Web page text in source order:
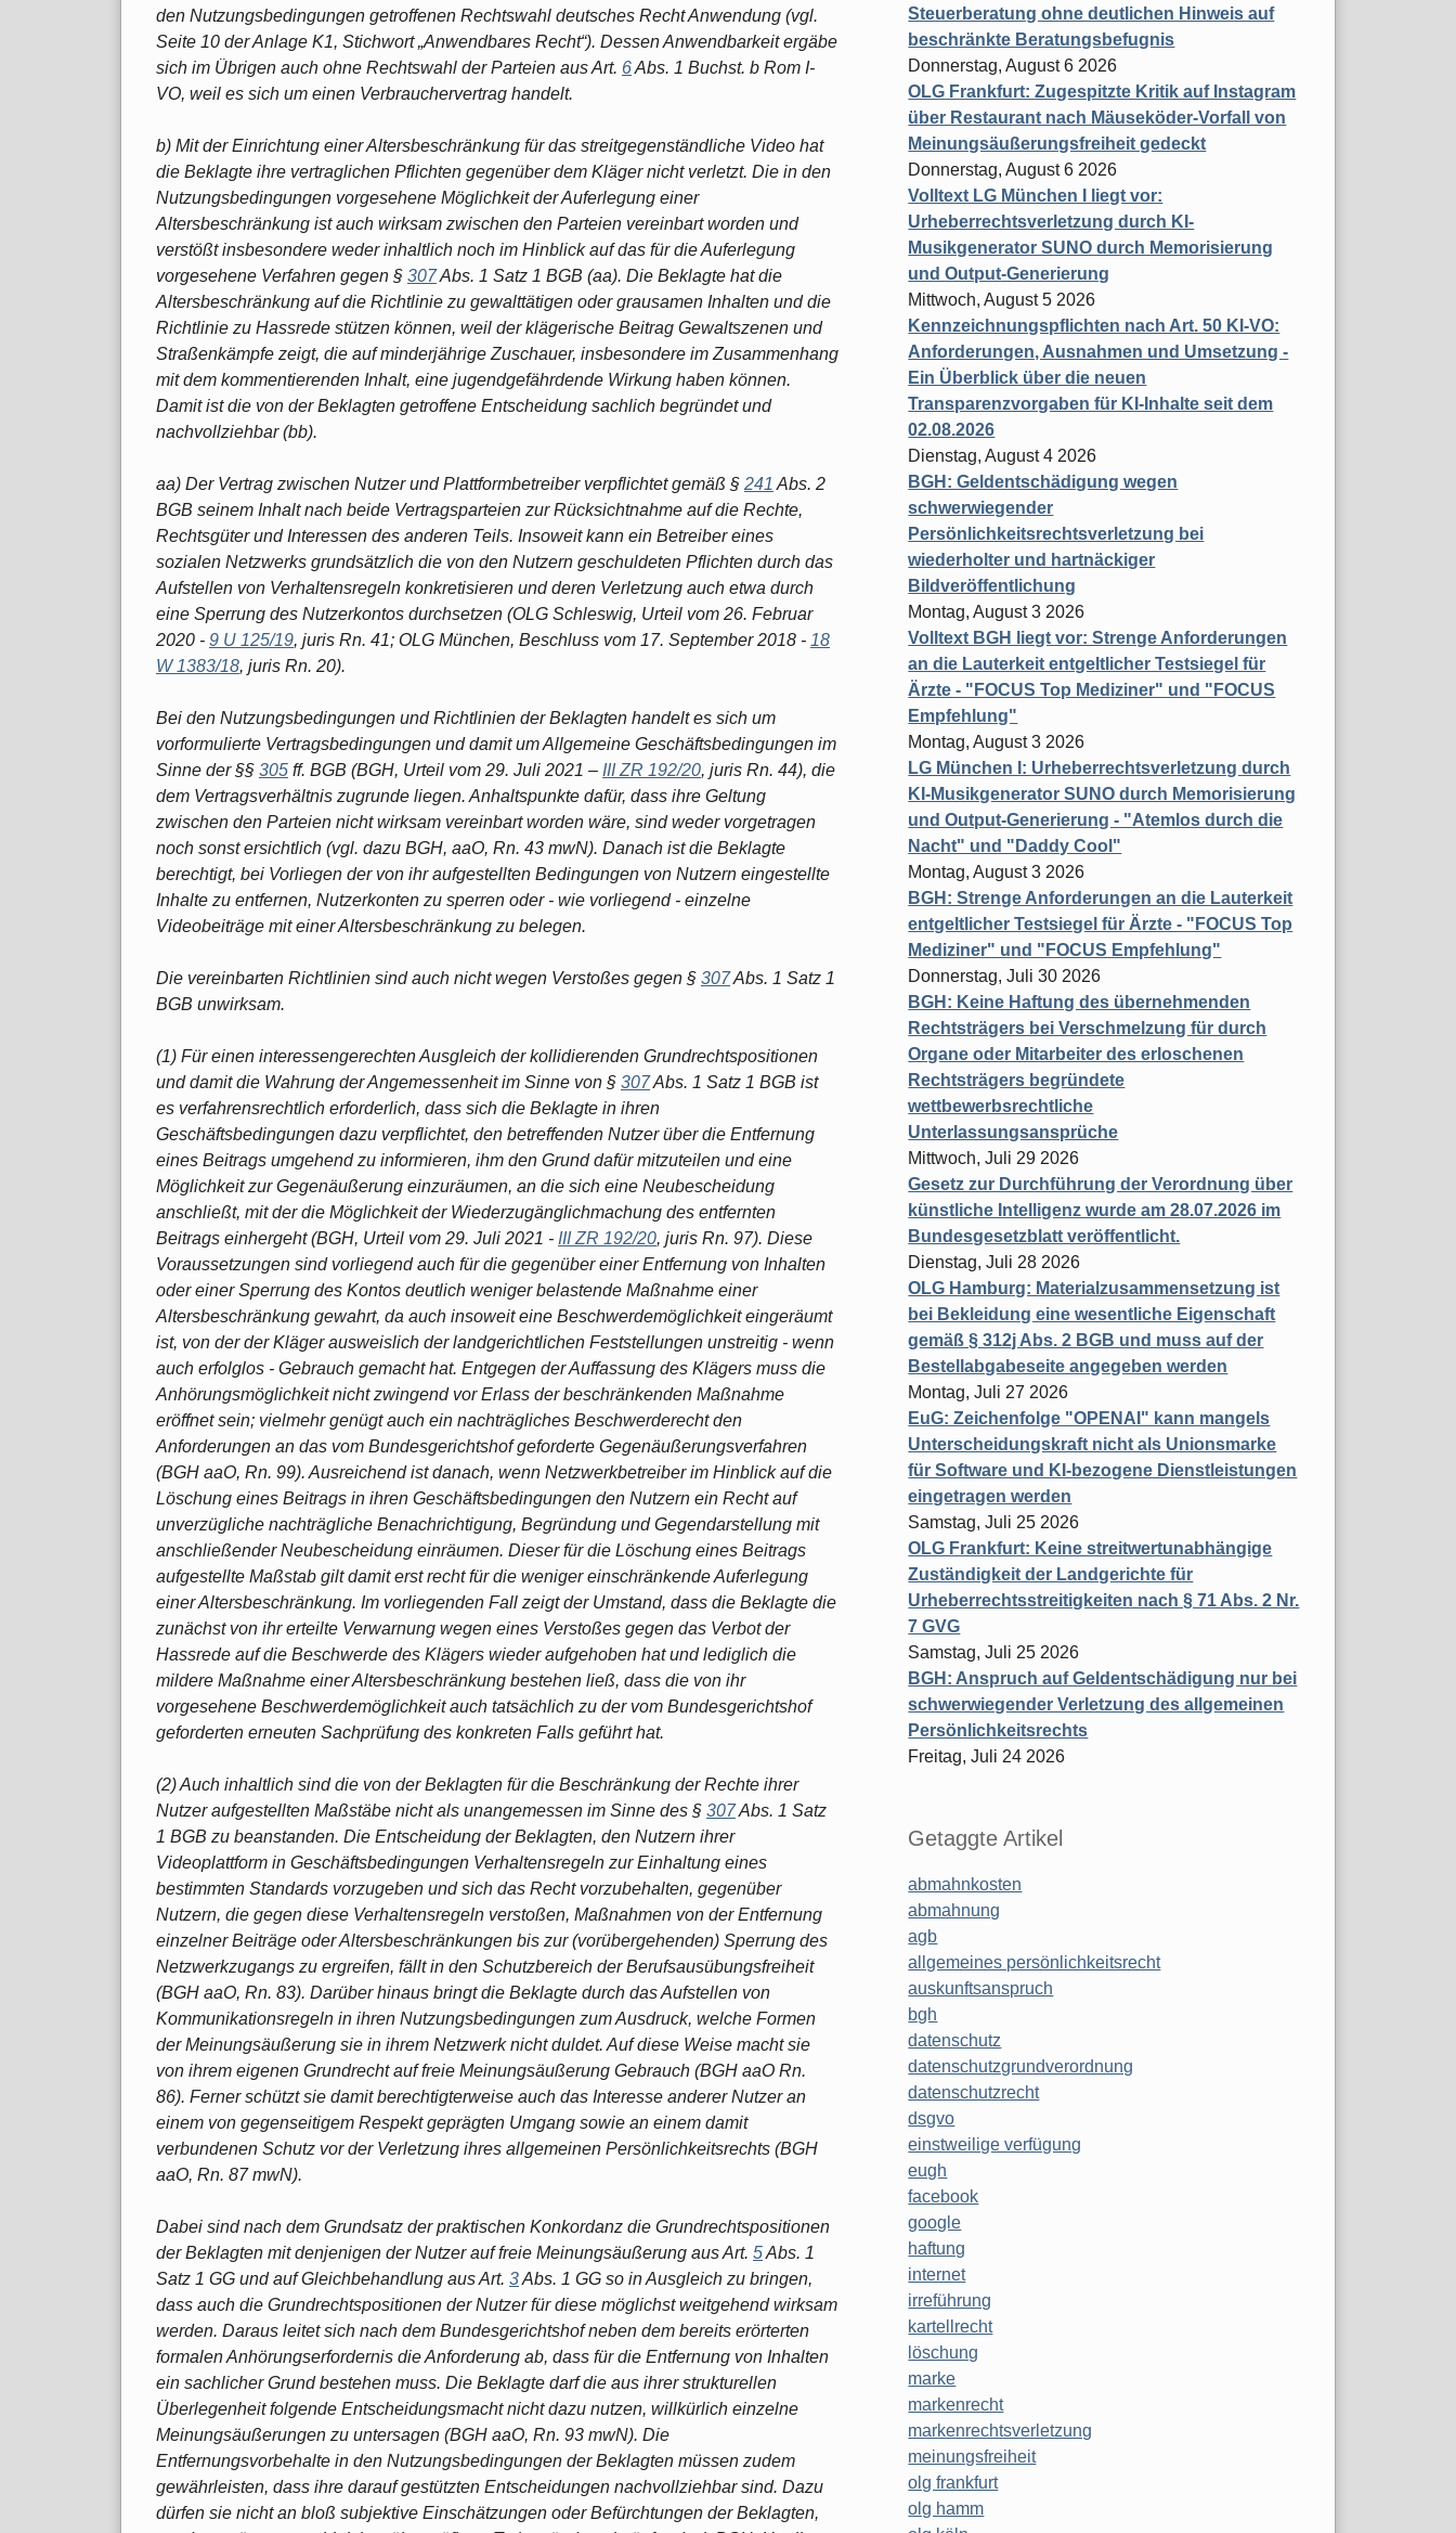
den Nutzungsbedingungen getroffenen Rechtswahl deutsches Recht Anwendung (vgl.
Seite 10 der Anlage K1, Stichwort „Anwendbares Recht“). Dessen Anwendbarkeit ergäbe
sich im Übrigen auch ohne Rechtswahl der Parteien aus Art. 6Abs. 1 Buchst. b Rom I-
VO, weil es sich um einen Verbrauchervertrag handelt.
b) Mit der Einrichtung einer Altersbeschränkung für das streitgegenständliche Video hat
die Beklagte ihre vertraglichen Pflichten gegenüber dem Kläger nicht verletzt. Die in den
Nutzungsbedingungen vorgesehene Möglichkeit der Auferlegung einer
Altersbeschränkung ist auch wirksam zwischen den Parteien vereinbart worden und
verstößt insbesondere weder inhaltlich noch im Hinblick auf das für die Auferlegung
vorgesehene Verfahren gegen § 307Abs. 1 Satz 1 BGB (aa). Die Beklagte hat die
Altersbeschränkung auf die Richtlinie zu gewalttätigen oder grausamen Inhalten und die
Richtlinie zu Hassrede stützen können, weil der klägerische Beitrag Gewaltszenen und
Straßenkämpfe zeigt, die auf minderjährige Zuschauer, insbesondere im Zusammenhang
mit dem kommentierenden Inhalt, eine jugendgefährdende Wirkung haben können.
Damit ist die von der Beklagten getroffene Entscheidung sachlich begründet und
nachvollziehbar (bb).
aa) Der Vertrag zwischen Nutzer und Plattformbetreiber verpflichtet gemäß § 241 Abs. 2
BGB seinem Inhalt nach beide Vertragsparteien zur Rücksichtnahme auf die Rechte,
Rechtsgüter und Interessen des anderen Teils. Insoweit kann ein Betreiber eines
sozialen Netzwerks grundsätzlich die von den Nutzern geschuldeten Pflichten durch das
Aufstellen von Verhaltensregeln konkretisieren und deren Verletzung auch etwa durch
eine Sperrung des Nutzerkontos durchsetzen (OLG Schleswig, Urteil vom 26. Februar
2020 - 9 U 125/19, juris Rn. 41; OLG München, Beschluss vom 17. September 2018 - 18
W 1383/18, juris Rn. 20).
Bei den Nutzungsbedingungen und Richtlinien der Beklagten handelt es sich um
vorformulierte Vertragsbedingungen und damit um Allgemeine Geschäftsbedingungen im
Sinne der §§ 305 ff. BGB (BGH, Urteil vom 29. Juli 2021 – III ZR 192/20, juris Rn. 44), die
dem Vertragsverhältnis zugrunde liegen. Anhaltspunkte dafür, dass ihre Geltung
zwischen den Parteien nicht wirksam vereinbart worden wäre, sind weder vorgetragen
noch sonst ersichtlich (vgl. dazu BGH, aaO, Rn. 43 mwN). Danach ist die Beklagte
berechtigt, bei Vorliegen der von ihr aufgestellten Bedingungen von Nutzern eingestellte
Inhalte zu entfernen, Nutzerkonten zu sperren oder - wie vorliegend - einzelne
Videobeiträge mit einer Altersbeschränkung zu belegen.
Die vereinbarten Richtlinien sind auch nicht wegen Verstoßes gegen § 307Abs. 1 Satz 1
BGB unwirksam.
(1) Für einen interessengerechten Ausgleich der kollidierenden Grundrechtspositionen
und damit die Wahrung der Angemessenheit im Sinne von § 307Abs. 1 Satz 1 BGB ist
es verfahrensrechtlich erforderlich, dass sich die Beklagte in ihren
Geschäftsbedingungen dazu verpflichtet, den betreffenden Nutzer über die Entfernung
eines Beitrags umgehend zu informieren, ihm den Grund dafür mitzuteilen und eine
Möglichkeit zur Gegenäußerung einzuräumen, an die sich eine Neubescheidung
anschließt, mit der die Möglichkeit der Wiederzugänglichmachung des entfernten
Beitrags einhergeht (BGH, Urteil vom 29. Juli 2021 - III ZR 192/20, juris Rn. 97). Diese
Voraussetzungen sind vorliegend auch für die gegenüber einer Entfernung von Inhalten
oder einer Sperrung des Kontos deutlich weniger belastende Maßnahme einer
Altersbeschränkung gewahrt, da auch insoweit eine Beschwerdemöglichkeit eingeräumt
ist, von der der Kläger ausweislich der landgerichtlichen Feststellungen unstreitig - wenn
auch erfolglos - Gebrauch gemacht hat. Entgegen der Auffassung des Klägers muss die
Anhörungsmöglichkeit nicht zwingend vor Erlass der beschränkenden Maßnahme
eröffnet sein; vielmehr genügt auch ein nachträgliches Beschwerderecht den
Anforderungen an das vom Bundesgerichtshof geforderte Gegenäußerungsverfahren
(BGH aaO, Rn. 99). Ausreichend ist danach, wenn Netzwerkbetreiber im Hinblick auf die
Löschung eines Beitrags in ihren Geschäftsbedingungen den Nutzern ein Recht auf
unverzügliche nachträgliche Benachrichtigung, Begründung und Gegendarstellung mit
anschließender Neubescheidung einräumen. Dieser für die Löschung eines Beitrags
aufgestellte Maßstab gilt damit erst recht für die weniger einschränkende Auferlegung
einer Altersbeschränkung. Im vorliegenden Fall zeigt der Umstand, dass die Beklagte die
zunächst von ihr erteilte Verwarnung wegen eines Verstoßes gegen das Verbot der
Hassrede auf die Beschwerde des Klägers wieder aufgehoben hat und lediglich die
mildere Maßnahme einer Altersbeschränkung bestehen ließ, dass die von ihr
vorgesehene Beschwerdemöglichkeit auch tatsächlich zu der vom Bundesgerichtshof
geforderten erneuten Sachprüfung des konkreten Falls geführt hat.
(2) Auch inhaltlich sind die von der Beklagten für die Beschränkung der Rechte ihrer
Nutzer aufgestellten Maßstäbe nicht als unangemessen im Sinne des § 307Abs. 1 Satz
1 BGB zu beanstanden. Die Entscheidung der Beklagten, den Nutzern ihrer
Videoplattform in Geschäftsbedingungen Verhaltensregeln zur Einhaltung eines
bestimmten Standards vorzugeben und sich das Recht vorzubehalten, gegenüber
Nutzern, die gegen diese Verhaltensregeln verstoßen, Maßnahmen von der Entfernung
einzelner Beiträge oder Altersbeschränkungen bis zur (vorübergehenden) Sperrung des
Netzwerkzugangs zu ergreifen, fällt in den Schutzbereich der Berufsausübungsfreiheit
(BGH aaO, Rn. 83). Darüber hinaus bringt die Beklagte durch das Aufstellen von
Kommunikationsregeln in ihren Nutzungsbedingungen zum Ausdruck, welche Formen
der Meinungsäußerung sie in ihrem Netzwerk nicht duldet. Auf diese Weise macht sie
von ihrem eigenen Grundrecht auf freie Meinungsäußerung Gebrauch (BGH aaO Rn.
86). Ferner schützt sie damit berechtigterweise auch das Interesse anderer Nutzer an
einem von gegenseitigem Respekt geprägten Umgang sowie an einem damit
verbundenen Schutz vor der Verletzung ihres allgemeinen Persönlichkeitsrechts (BGH
aaO, Rn. 87 mwN).
Dabei sind nach dem Grundsatz der praktischen Konkordanz die Grundrechtspositionen
der Beklagten mit denjenigen der Nutzer auf freie Meinungsäußerung aus Art. 5Abs. 1
Satz 1 GG und auf Gleichbehandlung aus Art. 3Abs. 1 GG so in Ausgleich zu bringen,
dass auch die Grundrechtspositionen der Nutzer für diese möglichst weitgehend wirksam
werden. Daraus leitet sich nach dem Bundesgerichtshof neben dem bereits erörterten
formalen Anhörungserfordernis die Anforderung ab, dass für die Entfernung von Inhalten
ein sachlicher Grund bestehen muss. Die Beklagte darf die aus ihrer strukturellen
Überlegenheit folgende Entscheidungsmacht nicht dazu nutzen, willkürlich einzelne
Meinungsäußerungen zu untersagen (BGH aaO, Rn. 93 mwN). Die
Entfernungsvorbehalte in den Nutzungsbedingungen der Beklagten müssen zudem
gewährleisten, dass ihre darauf gestützten Entscheidungen nachvollziehbar sind. Dazu
dürfen sie nicht an bloß subjektive Einschätzungen oder Befürchtungen der Beklagten,
Steuerberatung ohne deutlichen Hinweis auf
beschränkte Beratungsbefugnis
Donnerstag, August 6 2026
OLG Frankfurt: Zugespitzte Kritik auf Instagram
über Restaurant nach Mäuseköder-Vorfall von
Meinungsäußerungsfreiheit gedeckt
Donnerstag, August 6 2026
Volltext LG München I liegt vor:
Urheberrechtsverletzung durch KI-
Musikgenerator SUNO durch Memorisierung
und Output-Generierung
Mittwoch, August 5 2026
Kennzeichnungspflichten nach Art. 50 KI-VO:
Anforderungen, Ausnahmen und Umsetzung -
Ein Überblick über die neuen
Transparenzvorgaben für KI-Inhalte seit dem
02.08.2026
Dienstag, August 4 2026
BGH: Geldentschädigung wegen
schwerwiegender
Persönlichkeitsrechtsverletzung bei
wiederholter und hartnäckiger
Bildveröffentlichung
Montag, August 3 2026
Volltext BGH liegt vor: Strenge Anforderungen
an die Lauterkeit entgeltlicher Testsiegel für
Ärzte - "FOCUS Top Mediziner" und "FOCUS
Empfehlung"
Montag, August 3 2026
LG München I: Urheberrechtsverletzung durch
KI-Musikgenerator SUNO durch Memorisierung
und Output-Generierung - "Atemlos durch die
Nacht" und "Daddy Cool"
Montag, August 3 2026
BGH: Strenge Anforderungen an die Lauterkeit
entgeltlicher Testsiegel für Ärzte - "FOCUS Top
Mediziner" und "FOCUS Empfehlung"
Donnerstag, Juli 30 2026
BGH: Keine Haftung des übernehmenden
Rechtsträgers bei Verschmelzung für durch
Organe oder Mitarbeiter des erloschenen
Rechtsträgers begründete
wettbewerbsrechtliche
Unterlassungsansprüche
Mittwoch, Juli 29 2026
Gesetz zur Durchführung der Verordnung über
künstliche Intelligenz wurde am 28.07.2026 im
Bundesgesetzblatt veröffentlicht.
Dienstag, Juli 28 2026
OLG Hamburg: Materialzusammensetzung ist
bei Bekleidung eine wesentliche Eigenschaft
gemäß § 312j Abs. 2 BGB und muss auf der
Bestellabgabeseite angegeben werden
Montag, Juli 27 2026
EuG: Zeichenfolge "OPENAI" kann mangels
Unterscheidungskraft nicht als Unionsmarke
für Software und KI-bezogene Dienstleistungen
eingetragen werden
Samstag, Juli 25 2026
OLG Frankfurt: Keine streitwertunabhängige
Zuständigkeit der Landgerichte für
Urheberrechtsstreitigkeiten nach § 71 Abs. 2 Nr.
7 GVG
Samstag, Juli 25 2026
BGH: Anspruch auf Geldentschädigung nur bei
schwerwiegender Verletzung des allgemeinen
Persönlichkeitsrechts
Freitag, Juli 24 2026
Getaggte Artikel
abmahnkosten
abmahnung
agb
allgemeines persönlichkeitsrecht
auskunftsanspruch
bgh
datenschutz
datenschutzgrundverordnung
datenschutzrecht
dsgvo
einstweilige verfügung
eugh
facebook
google
haftung
internet
irreführung
kartellrecht
löschung
marke
markenrecht
markenrechtsverletzung
meinungsfreiheit
olg frankfurt
olg hamm